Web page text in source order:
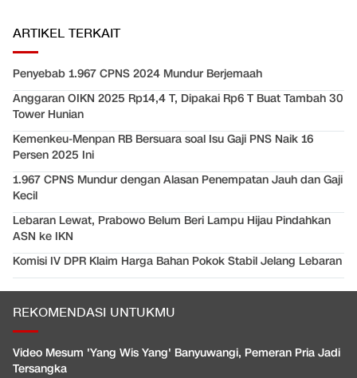
ARTIKEL TERKAIT
Penyebab 1.967 CPNS 2024 Mundur Berjemaah
Anggaran OIKN 2025 Rp14,4 T, Dipakai Rp6 T Buat Tambah 30
Tower Hunian
Kemenkeu-Menpan RB Bersuara soal Isu Gaji PNS Naik 16
Persen 2025 Ini
1.967 CPNS Mundur dengan Alasan Penempatan Jauh dan Gaji
Kecil
Lebaran Lewat, Prabowo Belum Beri Lampu Hijau Pindahkan
ASN ke IKN
Komisi IV DPR Klaim Harga Bahan Pokok Stabil Jelang Lebaran
REKOMENDASI UNTUKMU
Video Mesum 'Yang Wis Yang' Banyuwangi, Pemeran Pria Jadi
Tersangka